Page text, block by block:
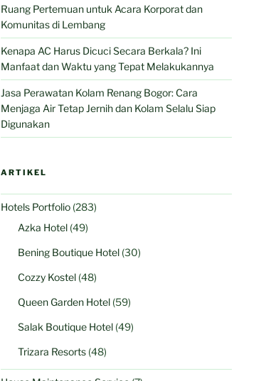
Ruang Pertemuan untuk Acara Korporat dan
Komunitas di Lembang
Kenapa AC Harus Dicuci Secara Berkala? Ini
Manfaat dan Waktu yang Tepat Melakukannya
Jasa Perawatan Kolam Renang Bogor: Cara
Menjaga Air Tetap Jernih dan Kolam Selalu Siap
Digunakan
ARTIKEL
Hotels Portfolio(283)
Azka Hotel(49)
Bening Boutique Hotel(30)
Cozzy Kostel(48)
Queen Garden Hotel(59)
Salak Boutique Hotel(49)
Trizara Resorts(48)